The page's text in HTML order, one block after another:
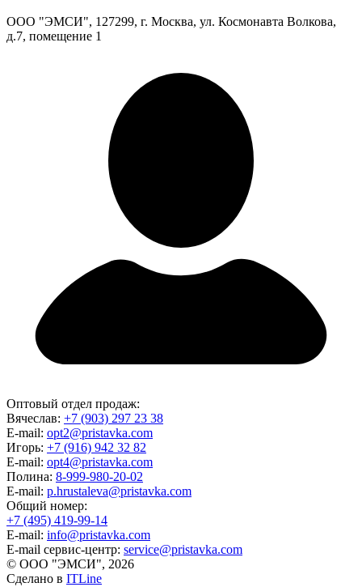
ООО "ЭМСИ", 127299, г. Москва, ул. Космонавта Волкова,
д.7, помещение 1
Оптовый отдел продаж:
Вячеслав: +7 (903) 297 23 38
E-mail: opt2@pristavka.com
Игорь: +7 (916) 942 32 82
E-mail: opt4@pristavka.com
Полина: 8-999-980-20-02
E-mail: p.hrustaleva@pristavka.com
Общий номер:
+7 (495) 419-99-14
E-mail: info@pristavka.com
E-mail сервис-центр: service@pristavka.com
© ООО "ЭМСИ", 2026
Сделано в ITLine